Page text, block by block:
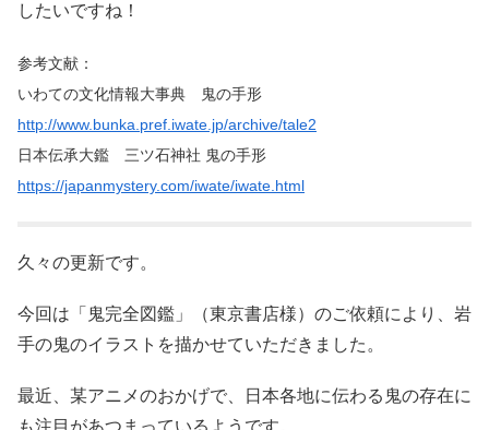
したいですね！
参考文献：
いわての文化情報大事典 鬼の手形
http://www.bunka.pref.iwate.jp/archive/tale2
日本伝承大鑑 三ツ石神社 鬼の手形
https://japanmystery.com/iwate/iwate.html
久々の更新です。
今回は「鬼完全図鑑」（東京書店様）のご依頼により、岩
手の鬼のイラストを描かせていただきました。
最近、某アニメのおかげで、日本各地に伝わる鬼の存在に